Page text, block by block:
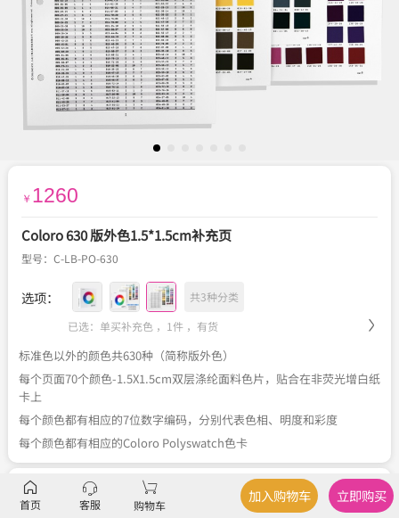
￥ 1260
Coloro 630 版外色1.5*1.5cm补充页
型号： C-LB-PO-630
选项：
共3种分类
已选：单买补充色 ，1件 ， 有货
标准色以外的颜色共630种（简称版外色）
每个页面70个颜色-1.5X1.5cm双层涤纶面料色片，贴合在非荧光增白纸
卡上
每个颜色都有相应的7位数字编码，分别代表色相、明度和彩度
每个颜色都有相应的Coloro Polyswatch色卡
描述 产品规格 产品应用
首页 客服 购物车
加入购物车 立即购买